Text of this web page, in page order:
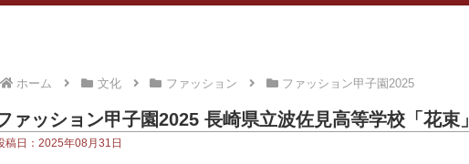
ホーム 文化 ファッション ファッション甲子園2025
ァッション甲子園2025 長崎県立波佐見高等学校「花束」
稿日：2025年08月31日